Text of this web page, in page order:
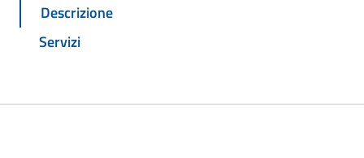
Descrizione
Servizi